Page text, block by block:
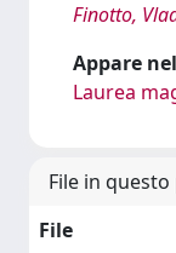
Finotto,
Appare
Laurea
File in
File